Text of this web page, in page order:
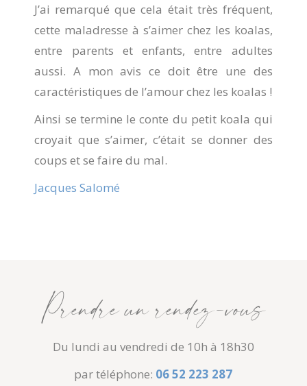
J’ai remarqué que cela était très fréquent,
cette maladresse à s’aimer chez les koalas,
entre parents et enfants, entre adultes
aussi. A mon avis ce doit être une des
caractéristiques de l’amour chez les koalas !
Ainsi se termine le conte du petit koala qui
croyait que s’aimer, c’était se donner des
coups et se faire du mal.
Jacques Salomé
Prendre un rendez-vous
Du lundi au vendredi de 10h à 18h30
par téléphone: 06 52 223 287